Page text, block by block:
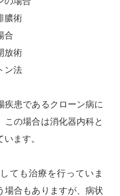
膿術
合
放術
ン法
疾患であるクローン病に
この場合は消化器内科と
ます。
ても治療を行っていま
場合もありますが、病状